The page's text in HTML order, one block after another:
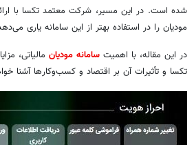
شده است. در این مسیر، شرکت معتمد تکسا با
مودیان را در استفاده بهتر از این سامانه یاری
در این مقاله، با اهمیت سامانه مودیان مالیاتی،
تکسا و تأثیرات آن بر اقتصاد و کسب‌وکارها آشنا